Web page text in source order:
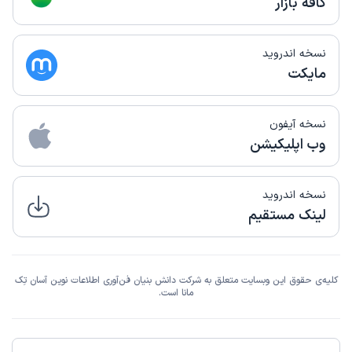
نسخه اندروید
مایکت
نسخه آیفون
وب اپلیکیشن
نسخه اندروید
لینک مستقیم
کلیه‌ی حقوق این وبسایت متعلق به شرکت دانش بنیان فن‌آوری اطلاعات نوین آسان تِک
مانا است.